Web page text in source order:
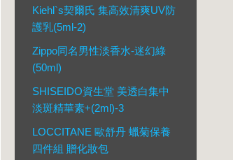
Kiehl`s契爾氏 集高效清爽UV防
護乳(5ml-2)
Zippo同名男性淡香水-迷幻綠
(50ml)
SHISEIDO資生堂 美透白集中
淡斑精華素+(2ml)-3
LOCCITANE 歐舒丹 蠟菊保養
四件組 贈化妝包